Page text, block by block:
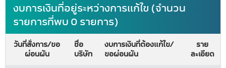
งบการเงินที่อยู่ระหว่างการแก้ไข (จำนวน
รายการที่พบ 0 รายการ)
วันที่สั่งการ/ขอ
ผ่อนผัน
ชื่อ
บริษัท
งบการเงินที่ต้องแก้ไข/
ขอผ่อนผัน
ราย
ละเอียด